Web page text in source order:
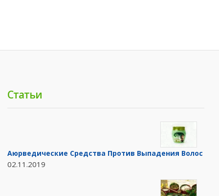
Статьи
Аюрведические Средства Против Выпадения Волос
02.11.2019